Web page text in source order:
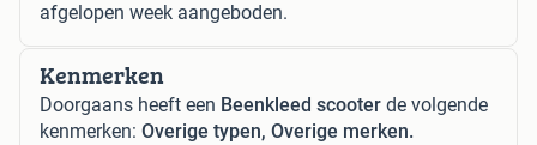
afgelopen week aangeboden.
Kenmerken
Doorgaans heeft een Beenkleed scooter de volgende
kenmerken: Overige typen, Overige merken.